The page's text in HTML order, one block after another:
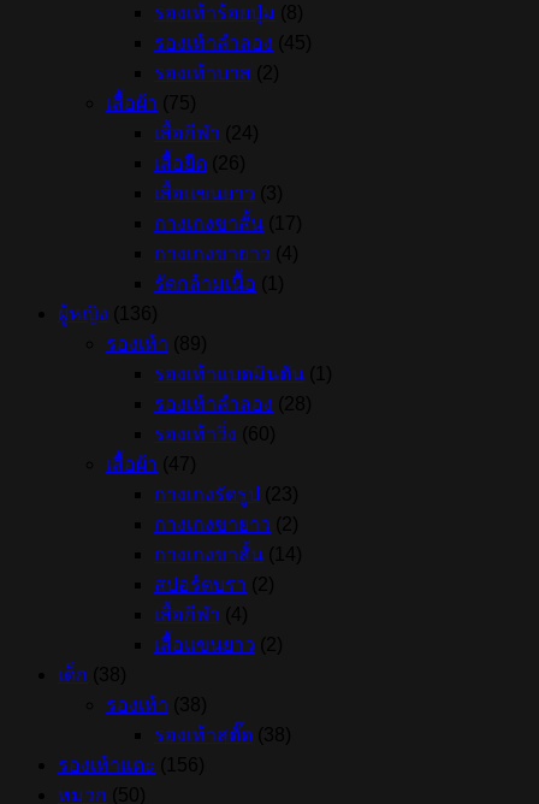
รองเท้าร้อยปุ่ม
รองเท้าลำลอง
รองเท้าบาส
เสื้อผ้า
เสื้อกีฬา
เสื้อยืด
เสื้อแขนยาว
กางเกงขาสั้น
กางเกงขายาว
รัดกล้ามเนื้อ
ผู้หญิง
รองเท้า
รองเท้าแบดมินตัน
รองเท้าลำลอง
รองเท้าวิ่ง
เสื้อผ้า
กางเกงรัดรูป
กางเกงขายาว
กางเกงขาสั้น
สปอร์ตบรา
เสื้อกีฬา
เสื้อแขนยาว
เด็ก
รองเท้า
รองเท้าสตั๊ด
รองเท้าแตะ
หมวก